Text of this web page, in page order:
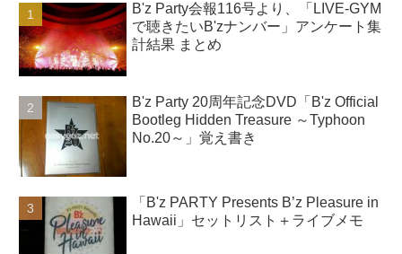
B'z Party会報116号より、「LIVE-GYM
で聴きたいB'zナンバー」アンケート集
計結果 まとめ
B'z Party 20周年記念DVD「B'z Official
Bootleg Hidden Treasure ～Typhoon
No.20～」覚え書き
「B'z PARTY Presents B’z Pleasure in
Hawaii」セットリスト＋ライブメモ